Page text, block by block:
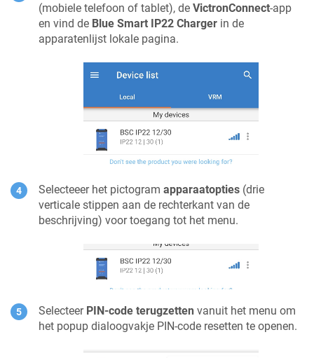
(mobiele telefoon of tablet), de VictronConnect-app
en vind de Blue Smart IP22 Charger in de
apparatenlijst lokale pagina.
Selecteeer het pictogram apparaatopties (drie
verticale stippen aan de rechterkant van de
beschrijving) voor toegang tot het menu.
Selecteer PIN-code terugzetten vanuit het menu om
het popup dialoogvakje PIN-code resetten te openen.